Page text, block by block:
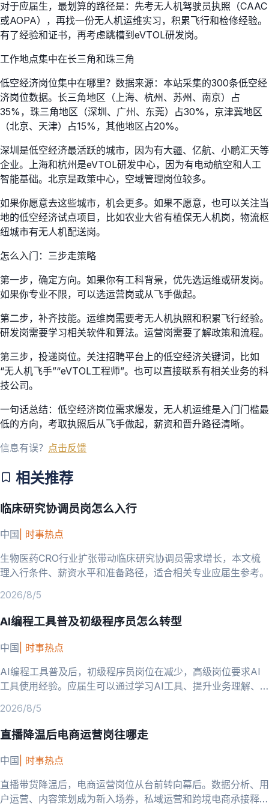
对于应届生，最划算的路径是：先考无人机驾驶员执照（CAAC
或AOPA），再找一份无人机运维实习，积累飞行和检修经验。
有了经验和证书，再考虑跳槽到eVTOL研发岗。
工作地点集中在长三角和珠三角
低空经济岗位集中在哪里？数据来源：本站采集的300条低空经
济岗位数据。长三角地区（上海、杭州、苏州、南京）占
35%，珠三角地区（深圳、广州、东莞）占30%，京津冀地区
（北京、天津）占15%，其他地区占20%。
深圳是低空经济最活跃的城市，因为有大疆、亿航、小鹏汇天等
企业。上海和杭州是eVTOL研发中心，因为有电动航空和人工
智能基础。北京是政策中心，空域管理岗位较多。
如果你愿意去这些城市，机会更多。如果不愿意，也可以关注当
地的低空经济试点项目，比如农业大省有植保无人机岗，物流枢
纽城市有无人机配送岗。
怎么入门：三步走策略
第一步，确定方向。如果你有工科背景，优先选运维或研发岗。
如果你专业不限，可以选运营岗或从飞手做起。
第二步，补齐技能。运维岗需要考无人机执照和积累飞行经验。
研发岗需要学习相关软件和算法。运营岗需要了解政策和流程。
第三步，投递岗位。关注招聘平台上的低空经济关键词，比如
“无人机飞手”“eVTOL工程师”。也可以直接联系有相关业务的科
技公司。
一句话总结：低空经济岗位需求爆发，无人机运维是入门门槛最
低的方向，考取执照后从飞手做起，薪资和晋升路径清晰。
信息有误？ 点击反馈
相关推荐
临床研究协调员岗怎么入行
中国
时事热点
生物医药CRO行业扩张带动临床研究协调员需求增长，本文梳
理入行条件、薪资水平和准备路径，适合相关专业应届生参考。
2026/8/5
AI编程工具普及初级程序员怎么转型
中国 时事热点
AI编程工具普及后，初级程序员岗位在减少，高级岗位要求AI
工具使用经验。应届生可以通过学习AI工具、提升业务理解、
2026/8/5
直播降温后电商运营岗往哪走
中国
时事热点
直播带货降温后，电商运营岗位从台前转向幕后。数据分析、用
户运营、内容策划成为新入场券，私域运营和跨境电商承接释放